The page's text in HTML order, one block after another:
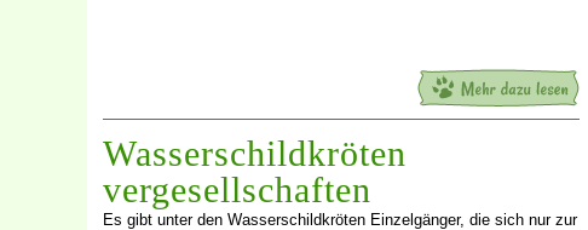
Wasserschildkröten
vergesellschaften
Es gibt unter den Wasserschildkröten Einzelgänger, die sich nur zur